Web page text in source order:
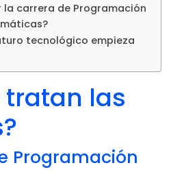
la carrera de Programación
tecnológico empieza
tratan las
Programación